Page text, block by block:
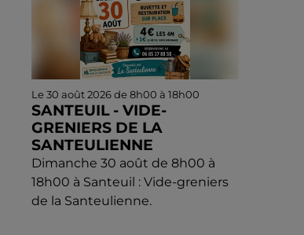
Le 30 août 2026 de 8h00 à 18h00
SANTEUIL - VIDE-
GRENIERS DE LA
SANTEULIENNE
Dimanche 30 août de 8h00 à
18h00 à Santeuil : Vide-greniers
de la Santeulienne.